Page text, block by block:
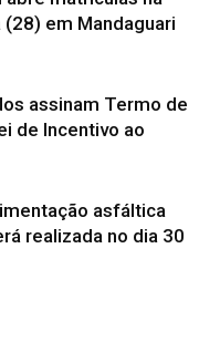
em Mandaguari
assinam Termo de
de Incentivo ao
asfáltica
realizada no dia 30